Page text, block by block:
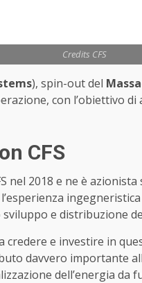
Credits CFS
), spin-out del
con l’obiettivo di
CFS
nel 2018 e ne è
e distribuzione
credere e investire in
davvero importante
dell’energia da